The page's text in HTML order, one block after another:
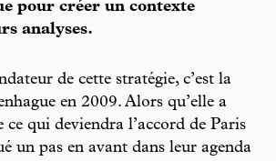
pour créer un contexte
analyses.
de cette stratégie, c’est la
en 2009. Alors qu’elle a
ce qui deviendra l’accord de Paris
un pas en avant dans leur agenda